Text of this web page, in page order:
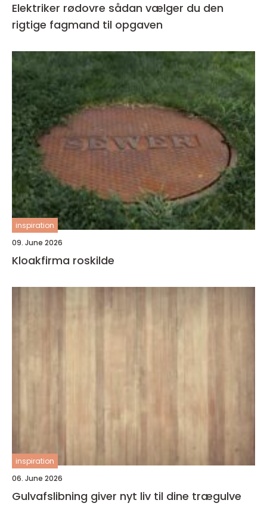
Elektriker rødovre sådan vælger du den
rigtige fagmand til opgaven
inspiration
09. June 2026
Kloakfirma roskilde
inspiration
06. June 2026
Gulvafslibning giver nyt liv til dine trægulve